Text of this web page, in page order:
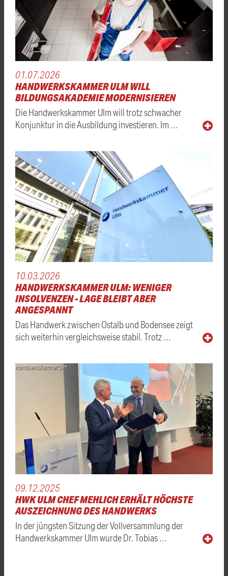
01.07.2026
HANDWERKSKAMMER ULM WILL
BILDUNGSAKADEMIE MODERNISIEREN
Die Handwerkskammer Ulm will trotz schwacher
Konjunktur in die Ausbildung investieren. Im …
10.03.2026
HANDWERKSKAMMER ULM: WENIGER
INSOLVENZEN - LAGE BLEIBT ABER
ANGESPANNT
Das Handwerk zwischen Ostalb und Bodensee zeigt
sich weiterhin vergleichsweise stabil. Trotz …
Handwerkskammer Ulm
09.12.2025
HWK ULM CHEF MEHLICH ERHÄLT HÖCHSTE
AUSZEICHNUNG DES HANDWERKS
In der jüngsten Sitzung der Vollversammlung der
Handwerkskammer Ulm wurde Dr. Tobias …